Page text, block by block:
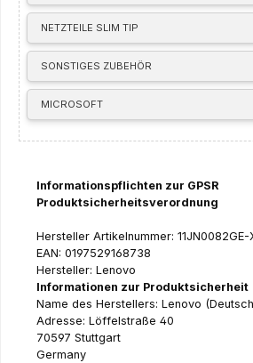
NETZTEILE SLIM TIP
SONSTIGES ZUBEHÖR
MICROSOFT
Informationspflichten zur GPSR
Produktsicherheitsverordnung
Hersteller Artikelnummer: 11JN0082GE-
EAN: 0197529168738
Hersteller: Lenovo
Informationen zur Produktsicherheit
Name des Herstellers: Lenovo
Adresse: Löffelstraße 40
70597 Stuttgart
Germany